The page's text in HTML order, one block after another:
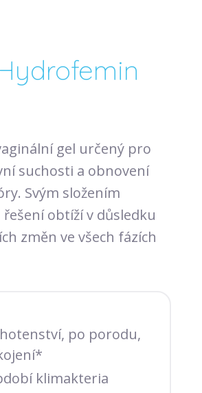
gel určený pro
suchosti a obnovení
Svým složením
obtíží v důsledku
změn ve všech fázích
po porodu,
klimakteria